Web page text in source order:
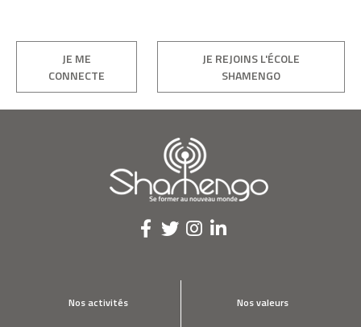
JE ME
CONNECTE
JE REJOINS L'ÉCOLE
SHAMENGO
Nos activités Nos valeurs